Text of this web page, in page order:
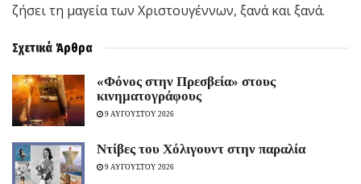
ζήσει τη μαγεία των Χριστουγέννων, ξανά και ξανά.
Σχετικά Άρθρα
«Φόνος στην Πρεσβεία» στους
κινηματογράφους
9 ΑΥΓΟΥΣΤΟΥ 2026
Ντίβες του Χόλιγουντ στην παραλία
9 ΑΥΓΟΥΣΤΟΥ 2026